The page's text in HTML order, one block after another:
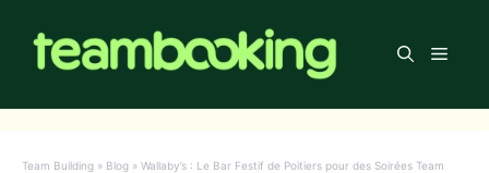
contenu
Menu
Team Building » Blog » Wallaby’s : Le Bar Festif de Poitiers pour des Soirées Team